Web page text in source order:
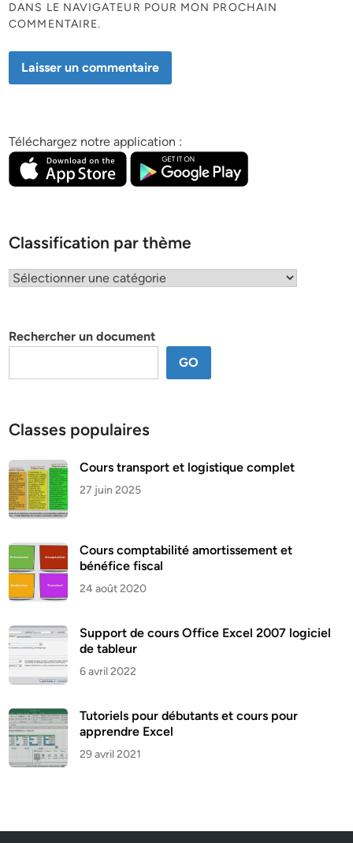
DANS LE NAVIGATEUR POUR MON PROCHAIN
COMMENTAIRE.
Téléchargez notre application :
Classification par thème
Classification
Rechercher un document
GO
Classes populaires
Cours transport et logistique complet
27 juin 2025
Cours comptabilité amortissement et
bénéfice fiscal
24 août 2020
Support de cours Office Excel 2007 logiciel
de tableur
6 avril 2022
Tutoriels pour débutants et cours pour
apprendre Excel
29 avril 2021